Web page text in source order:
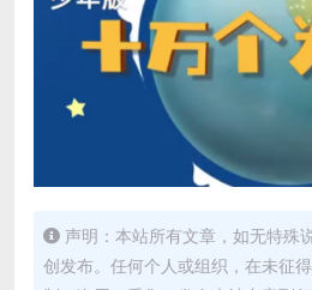
声明：本站所有文章，如无特殊
创发布。任何个人或组织，在未征